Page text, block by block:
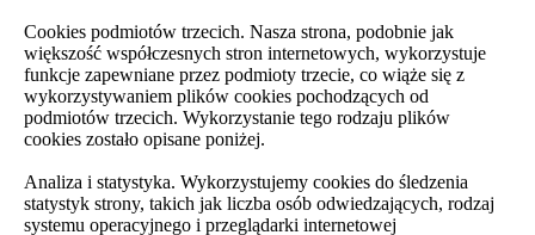
Cookies podmiotów trzecich. Nasza strona, podobnie jak
większość współczesnych stron internetowych, wykorzystuje
funkcje zapewniane przez podmioty trzecie, co wiąże się z
wykorzystywaniem plików cookies pochodzących od
podmiotów trzecich. Wykorzystanie tego rodzaju plików
cookies zostało opisane poniżej.
Analiza i statystyka. Wykorzystujemy cookies do śledzenia
statystyk strony, takich jak liczba osób odwiedzających, rodzaj
systemu operacyjnego i przeglądarki internetowej